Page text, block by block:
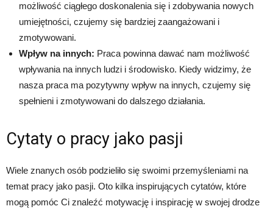
możliwość ciągłego doskonalenia się i zdobywania nowych
umiejętności, czujemy się bardziej zaangażowani i
zmotywowani.
Wpływ na innych: Praca powinna dawać nam możliwość
wpływania na innych ludzi i środowisko. Kiedy widzimy, że
nasza praca ma pozytywny wpływ na innych, czujemy się
spełnieni i zmotywowani do dalszego działania.
Cytaty o pracy jako pasji
Wiele znanych osób podzieliło się swoimi przemyśleniami na
temat pracy jako pasji. Oto kilka inspirujących cytatów, które
mogą pomóc Ci znaleźć motywację i inspirację w swojej drodze